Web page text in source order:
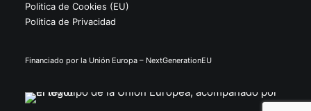
Politica de Cookies (EU)
Politica de Privacidad
Financiado por la Unión Europa – NextGenerationEU